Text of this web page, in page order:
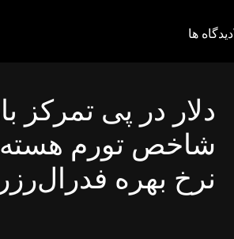
دیدگاه ها
دلار در پی تمرکز
نرخ بهره